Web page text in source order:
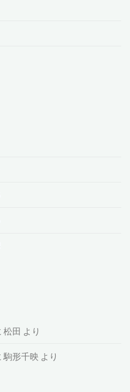
松田 より
駒形千映 より